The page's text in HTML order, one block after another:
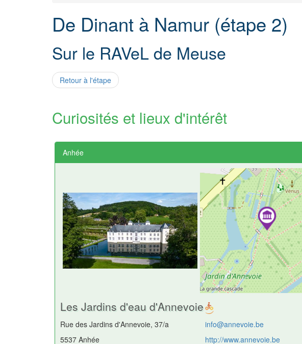
De Dinant à Namur (étape 2)
Sur le RAVeL de Meuse
Retour à l'étape
Curiosités et lieux d'intérêt
Anhée
Les Jardins d'eau d'Annevoie
Rue des Jardins d'Annevoie, 37/a
5537 Anhée
info@annevoie.be
http://www.annevoie.be